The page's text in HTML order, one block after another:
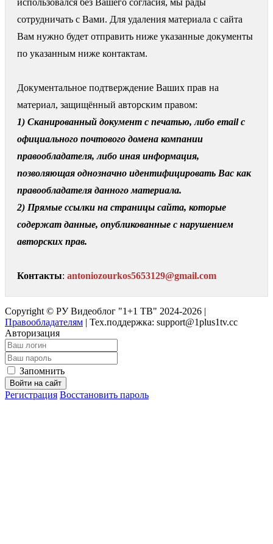
использовался без Вашего согласия, мы рады
сотрудничать с Вами. Для удаления материала с сайта
Вам нужно будет отправить ниже указанные документы
по указанным ниже контактам.
Документальное подтверждение Ваших прав на
материал, защищённый авторским правом:
1) Сканированный документ с печатью, либо email с
официального почтового домена компании
правообладателя, либо иная информация,
позволяющая однозначно идентифицировать Вас как
правообладателя данного материала.
2) Прямые ссылки на страницы сайта, которые
содержат данные, опубликованные с нарушением
авторских прав.
Контакты: antoniozourkos5653129@gmail.com
Copyright © РУ Видеоблог "1+1 ТВ" 2024-2026 |
Правообладателям | Тех.поддержка: support@1plus1tv.cc
Авторизация
Запомнить
Войти на сайт
Регистрация Восстановить пароль